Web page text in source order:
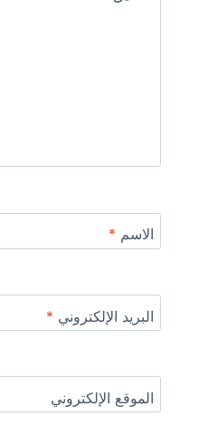
الاسم *
البريد الإلكتروني *
الموقع الإلكتروني